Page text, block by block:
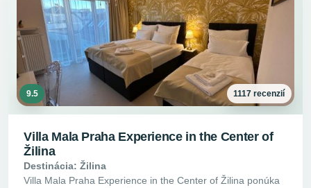
9.5 1117 recenzií
Villa Mala Praha Experience in the Center of
Žilina
Destinácia: Žilina
Villa Mala Praha Experience in the Center of Žilina ponúka